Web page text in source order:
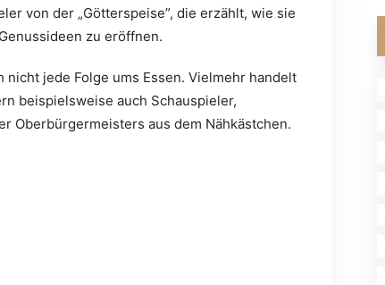
von der „Götterspeise”, die erzählt, wie sie
zu eröffnen.
nicht jede Folge ums Essen. Vielmehr handelt
beispielsweise auch Schauspieler,
Oberbürgermeisters aus dem Nähkästchen.